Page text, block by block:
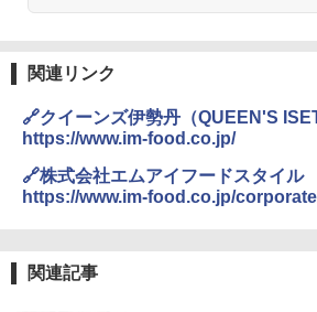
地球の歩き方 スター
￥2,695
ENDLESS BASE 《
テント ワンタッチ
500002(88859)
￥5,999
秒）射程5～10m 安
付き ヒグマ・イノシ
関の購入実績 登山・
防災用品 長期保存可
送
関連リンク
🔗クイーンズ伊勢丹（QUEEN'S
https://www.im-food.co.jp/
🔗株式会社エムアイフードスタイル
https://www.im-food.co.jp/
関連記事